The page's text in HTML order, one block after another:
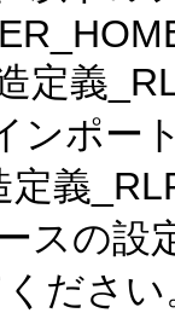
定義
ンポー
定義
スの設
ください